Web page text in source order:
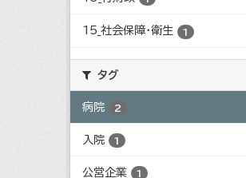
15_社会保障・衛生 1
タグ
病院 2
入院 1
公営企業 1